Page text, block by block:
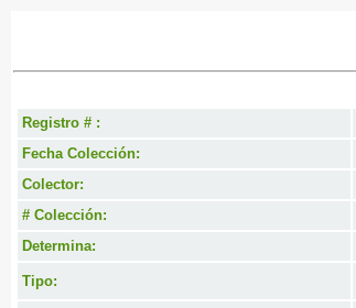
Registro # :
Fecha Colección:
Colector:
# Colección:
Determina:
Tipo: